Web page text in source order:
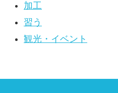
加工
習う
観光・イベント